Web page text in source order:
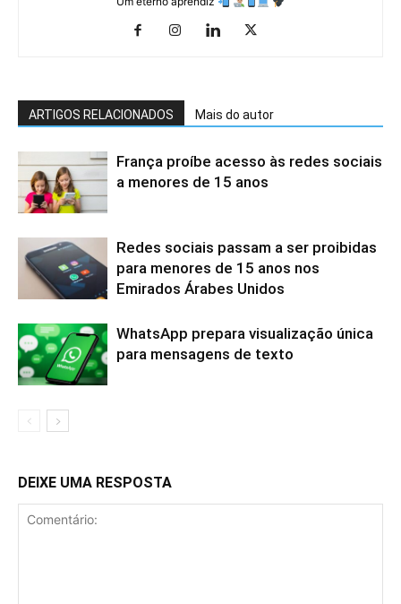
ARTIGOS RELACIONADOS Mais do autor
França proíbe acesso às redes sociais
a menores de 15 anos
Redes sociais passam a ser proibidas
para menores de 15 anos nos
Emirados Árabes Unidos
WhatsApp prepara visualização única
para mensagens de texto
DEIXE UMA RESPOSTA